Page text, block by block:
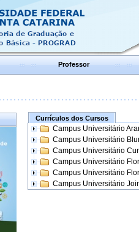
Professor
Currículos dos Cursos
Campus Universitário
Campus Universitário
Campus Universitário
Campus Universitário
Campus Universitário
Campus Universitário